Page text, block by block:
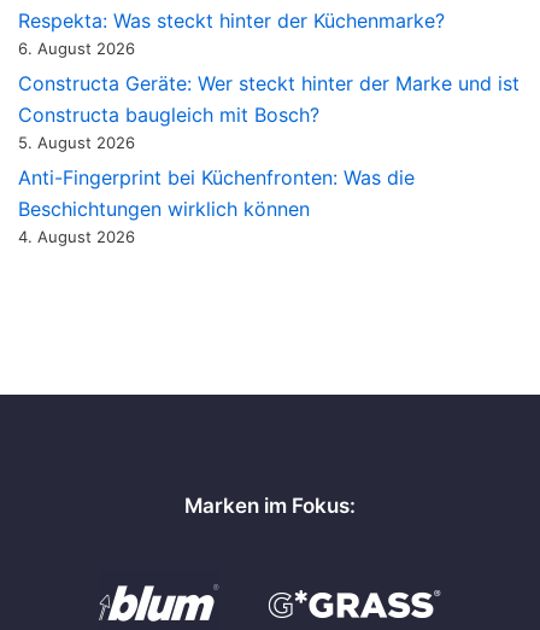
Respekta: Was steckt hinter der Küchenmarke?
6. August 2026
Constructa Geräte: Wer steckt hinter der Marke und ist
Constructa baugleich mit Bosch?
5. August 2026
Anti-Fingerprint bei Küchenfronten: Was die
Beschichtungen wirklich können
4. August 2026
Marken im Fokus: